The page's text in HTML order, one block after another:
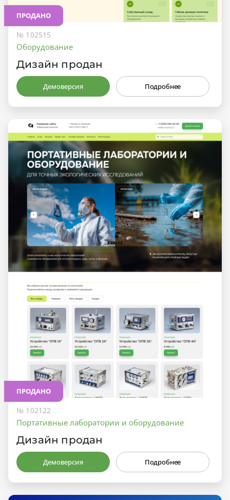
ПРОДАНО
№ 102515
Оборудование
Дизайн продан
Демоверсия Подробнее
ПРОДАНО
№ 102122
Портативные лаборатории и оборудование
Дизайн продан
Демоверсия Подробнее